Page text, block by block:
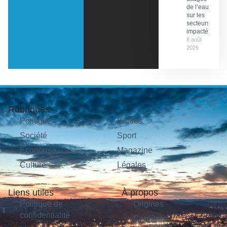
de l’eau
sur les
secteurs
impactés
8 août
2026
Rubriques
Politique
Société
Économie
Culture
Sorties
Sport
Magazine
Légales
Liens utiles
Politique de
confidentialité
À propos
Origines
Carrières